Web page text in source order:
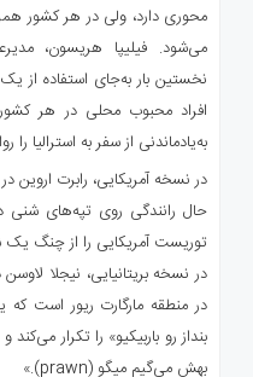
محوری دارد، ولی در هر کشور
می‌شود. فیلیپا هریسون،
نخستین بار به‌جای استفاده از
افراد محبوب محلی در هر
به‌یادماندنی از سفر به استرالیا را
در نسخه آمریکایی، رابرت اروین
حال رانندگی روی تپه‌های
توریست آمریکایی را از چنگ یک
در نسخه بریتانیایی، نیجلا
در منطقه مارگارت ریور است
بنداز رو باربیکیو» را تکرار
بهش می‌گیم میگو (prawn).»